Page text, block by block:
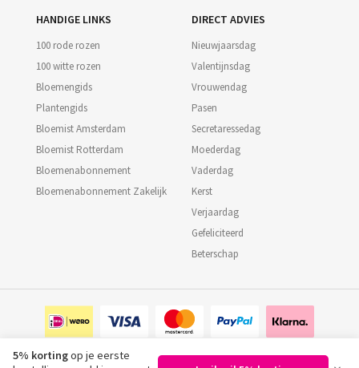
HANDIGE LINKS
100 rode rozen
100 witte rozen
Bloemengids
Plantengids
Bloemist Amsterdam
Bloemist Rotterdam
Bloemenabonnement
Bloemenabonnement Zakelijk
DIRECT ADVIES
Nieuwjaarsdag
Valentijnsdag
Vrouwendag
Pasen
Secretaressedag
Moederdag
Vaderdag
Kerst
Verjaardag
Gefeliciteerd
Beterschap
5% kortingop je eerste